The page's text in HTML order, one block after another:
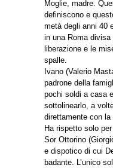
Moglie, madre.
definiscono e
metà degli anni 40
in una Roma
liberazione e le
spalle.
Ivano (Valerio
padrone della
pochi soldi a casa
sottolinearlo, a
direttamente con la
Ha rispetto solo
Sor Ottorino
e dispotico di cui
badante. L’unico